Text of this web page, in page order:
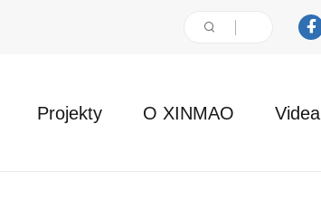
Projekty O XINMAO Videa